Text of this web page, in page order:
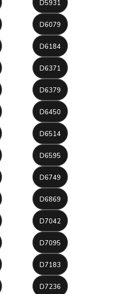
D5931
D6079
D6184
D6371
D6379
D6450
D6514
D6595
D6749
D6869
D7042
D7095
D7183
D7236